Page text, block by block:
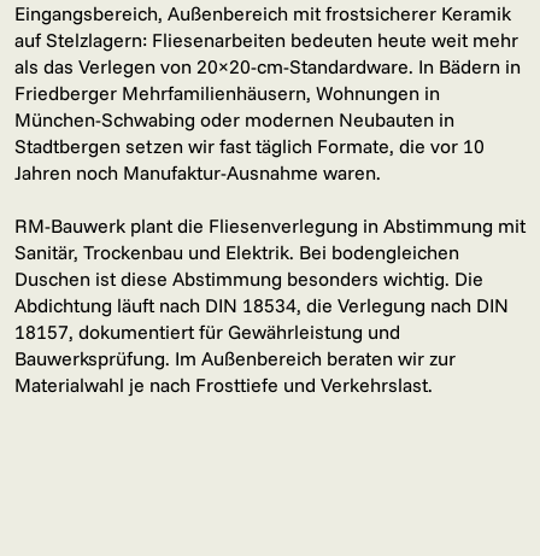
Eingangsbereich, Außenbereich mit frostsicherer Keramik
auf Stelzlagern: Fliesenarbeiten bedeuten heute weit mehr
als das Verlegen von 20×20-cm-Standardware. In Bädern in
Friedberger Mehrfamilienhäusern, Wohnungen in
München-Schwabing oder modernen Neubauten in
Stadtbergen setzen wir fast täglich Formate, die vor 10
Jahren noch Manufaktur-Ausnahme waren.
RM-Bauwerk plant die Fliesenverlegung in Abstimmung mit
Sanitär, Trockenbau und Elektrik. Bei bodengleichen
Duschen ist diese Abstimmung besonders wichtig. Die
Abdichtung läuft nach DIN 18534, die Verlegung nach DIN
18157, dokumentiert für Gewährleistung und
Bauwerksprüfung. Im Außenbereich beraten wir zur
Materialwahl je nach Frosttiefe und Verkehrslast.